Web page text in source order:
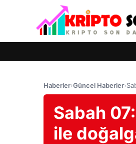
Haberler›Güncel Haberler›
Sabah
ile